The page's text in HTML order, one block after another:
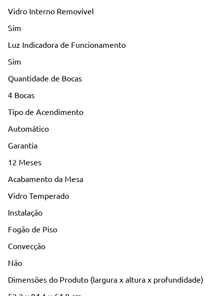
Vidro Interno Removível
Sim
Luz Indicadora de Funcionamento
Sim
Quantidade de Bocas
4 Bocas
Tipo de Acendimento
Automático
Garantia
12 Meses
Acabamento da Mesa
Vidro Temperado
Instalação
Fogão de Piso
Convecção
Não
Dimensões do Produto (largura x altura x profundidade)